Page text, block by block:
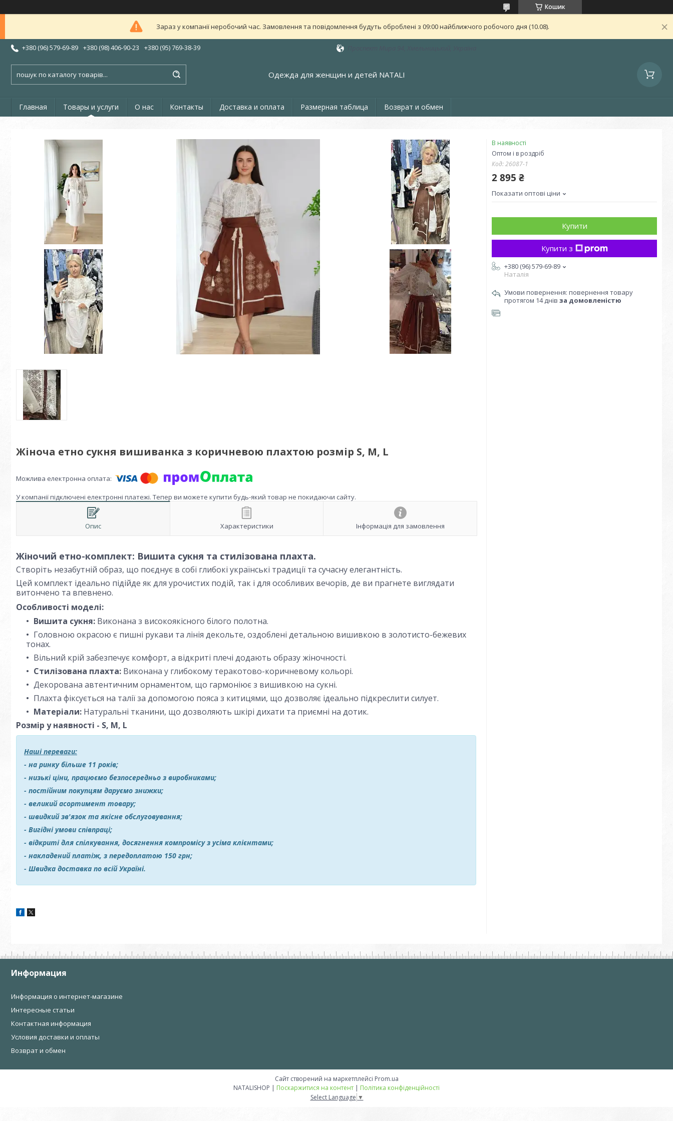
Кошик
Зараз у компанії неробочий час. Замовлення та повідомлення будуть оброблені з 09:00 найближчого робочого дня (10.08).
+380 (96) 579-69-89 +380 (98) 406-90-23 +380 (95) 769-38-39
Одежда для женщин и детей NATALI
Главная Товары и услуги О нас Контакты Доставка и оплата Размерная таблица Возврат и обмен
Жіноча етно сукня вишиванка з коричневою плахтою розмір S, M, L
У компанії підключені електронні платежі. Тепер ви можете купити будь-який товар не покидаючи сайту.
Опис Характеристики Інформація для замовлення
Жіночий етно-комплект: Вишита сукня та стилізована плахта.
Створіть незабутній образ, що поєднує в собі глибокі українські традиції та сучасну елегантність.
Цей комплект ідеально підійде як для урочистих подій, так і для особливих вечорів, де ви прагнете виглядати
витончено та впевнено.
Особливості моделі:
Вишита сукня: Виконана з високоякісного білого полотна.
Головною окрасою є пишні рукави та лінія декольте, оздоблені детальною вишивкою в золотисто-бежевих
тонах.
Вільний крій забезпечує комфорт, а відкриті плечі додають образу жіночності.
Стилізована плахта: Виконана у глибокому теракотово-коричневому кольорі.
Декорована автентичним орнаментом, що гармоніює з вишивкою на сукні.
Плахта фіксується на талії за допомогою пояса з китицями, що дозволяє ідеально підкреслити силует.
Матеріали: Натуральні тканини, що дозволяють шкірі дихати та приємні на дотик.
Розмір у наявності - S, M, L
Наші переваги:
- на ринку більше 11 років;
- низькі ціни, працюємо безпосередньо з виробниками;
- постійним покупцям даруємо знижки;
- великий асортимент товару;
- швидкий зв'язок та якісне обслуговування;
- Вигідні умови співпраці;
- відкриті для спілкування, досягнення компромісу з усіма клієнтами;
- накладений платіж, з передоплатою 150 грн;
- Швидка доставка по всій Україні.
В наявності
Оптом і в роздріб
Код:26087-1
2 895 ₴
Показати оптові ціни
Купити
Купити з
+380 (96) 579-69-89
Наталія
повернення товару
протягом 14 днів за домовленістю
Информация
Информация о интернет-магазине
Интересные статьи
Контактная информация
Условия доставки и оплаты
Возврат и обмен
Сайт створений на маркетплейсі Prom.ua
NATALISHOP | Поскаржитися на контент | Політика конфіденційності
Select Language ▼